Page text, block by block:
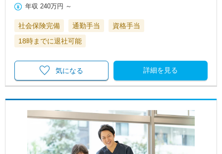
年収 240万円 ～
社会保険完備 通勤手当
資格手当
18時までに退社可能
詳細を見る
気になる